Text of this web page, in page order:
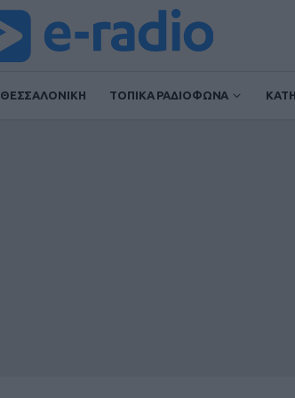
ΘΕΣΣΑΛΟΝΙΚΗ ΤΟΠΙΚΑ ΡΑΔΙΟΦΩΝΑ